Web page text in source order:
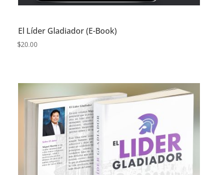
El Líder Gladiador (E-Book)
$20.00